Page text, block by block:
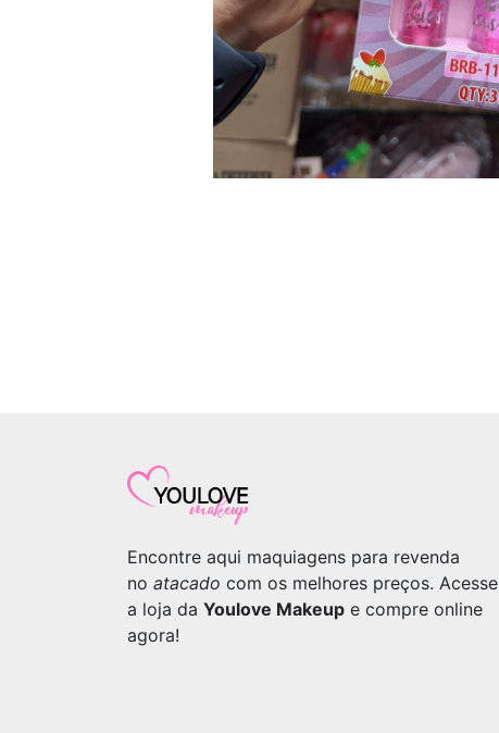
Encontre aqui maquiagens para revenda
no atacado com os melhores preços. Acesse
a loja da Youlove Makeup e compre online
agora!